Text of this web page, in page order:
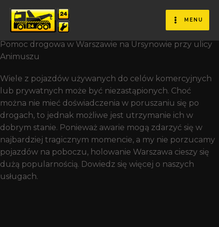
MENU
Pomoc Drogowa I Holowanie
W Warszawie Animuszu
Pomoc drogowa w Warszawie na Ursynowie przy ulicy
Animuszu
Wiele z pojazdów używanych do celów komercyjnych
lub prywatnych może być niezastąpionych. Choć
można nie mieć doświadczenia w poruszaniu się po
drogach, to jednak możliwe jest utrzymanie ich w
dobrym stanie. Ponieważ awarie mogą zdarzyć się w
najbardziej tragicznym momencie, a my nie porzucamy
pojazdów na poboczu, holowanie Warszawa cieszy się
dużą popularnością. Dowiedz się więcej o naszych
usługach.